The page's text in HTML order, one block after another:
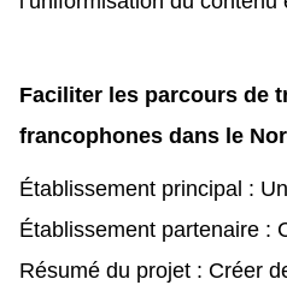
Faciliter les parcours de
francophones dans le
Établissement principal :
Établissement partenaire :
Résumé du projet : Créer